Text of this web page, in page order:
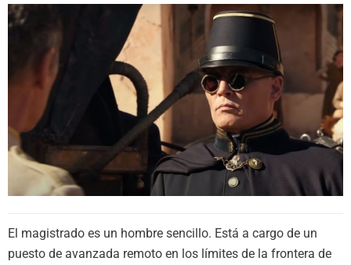
El magistrado es un hombre sencillo. Está a cargo de un
puesto de avanzada remoto en los límites de la frontera de